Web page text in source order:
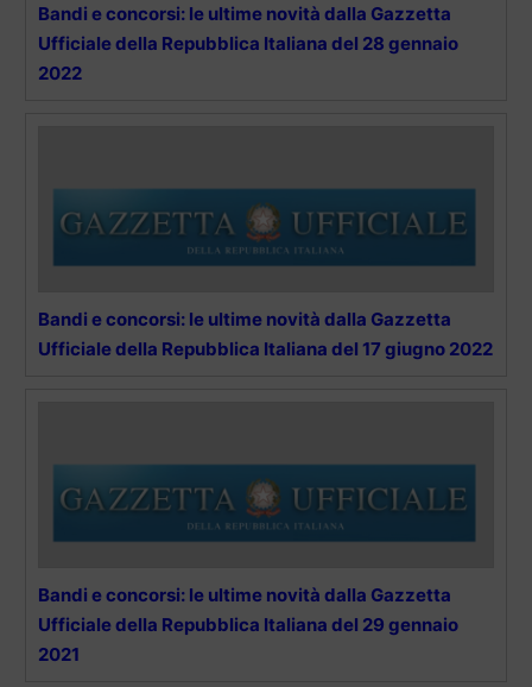
Bandi e concorsi: le ultime novità dalla Gazzetta
Ufficiale della Repubblica Italiana del 28 gennaio
2022
Bandi e concorsi: le ultime novità dalla Gazzetta
Ufficiale della Repubblica Italiana del 17 giugno 2022
Bandi e concorsi: le ultime novità dalla Gazzetta
Ufficiale della Repubblica Italiana del 29 gennaio
2021